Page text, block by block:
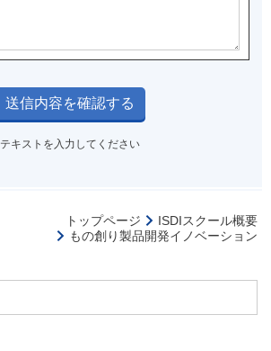
テキストを入力してください
トップページ
ISDIスクール概要
もの創り製品開発イノベーション